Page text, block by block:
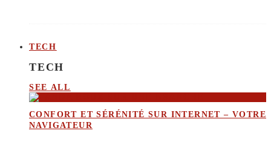
TECH
TECH
SEE ALL
CONFORT ET SÉRÉNITÉ SUR INTERNET – VOTRE
NAVIGATEUR